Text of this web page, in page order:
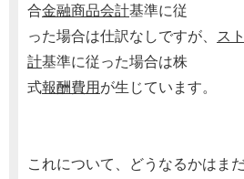
合金融商品会計基準に従
った場合は仕訳なしですが、 ス
計基準に従った場合は株
式報酬費用が生じています。
これについて、どうなるかはま